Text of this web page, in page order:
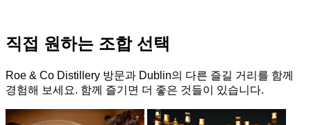
직접 원하는 조합 선택
Roe & Co Distillery 방문과 Dublin의 다른 즐길 거리를 함께
경험해 보세요. 함께 즐기면 더 좋은 것들이 있습니다.